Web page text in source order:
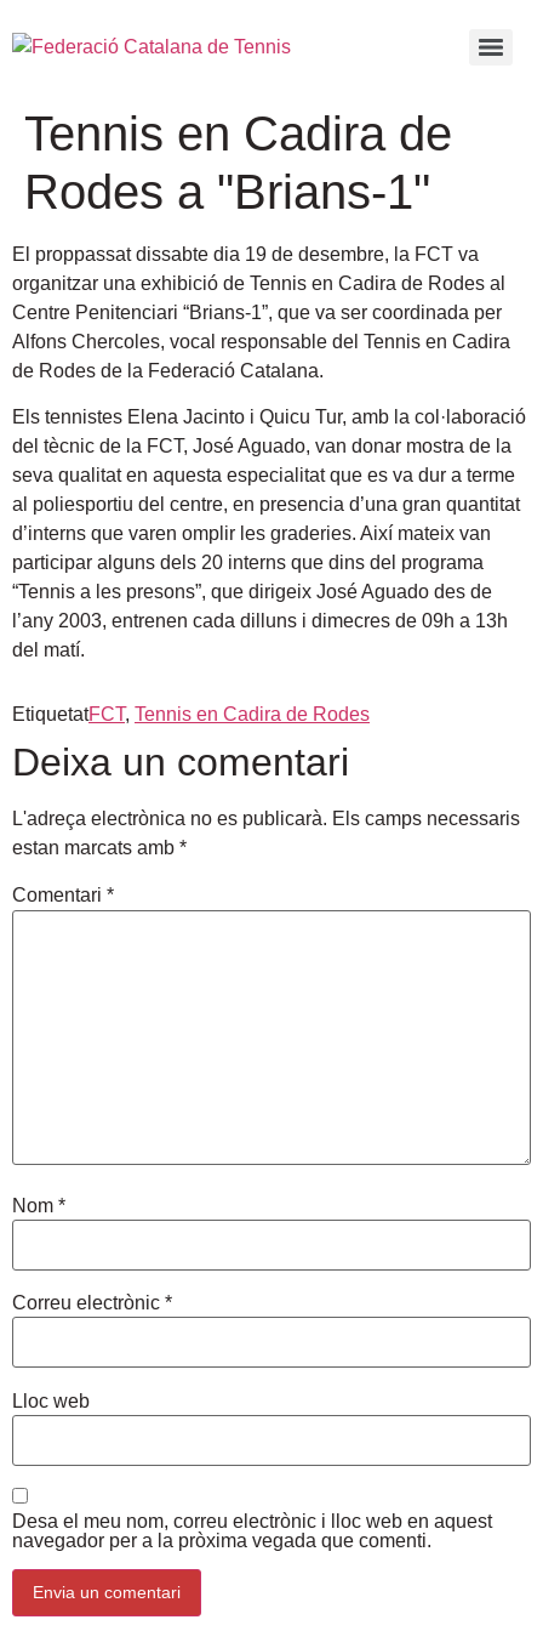
Tennis en Cadira de
Rodes a "Brians-1"
El proppassat dissabte dia 19 de desembre, la FCT va
organitzar una exhibició de Tennis en Cadira de Rodes al
Centre Penitenciari “Brians-1”, que va ser coordinada per
Alfons Chercoles, vocal responsable del Tennis en Cadira
de Rodes de la Federació Catalana.
Els tennistes Elena Jacinto i Quicu Tur, amb la col·laboració
del tècnic de la FCT, José Aguado, van donar mostra de la
seva qualitat en aquesta especialitat que es va dur a terme
al poliesportiu del centre, en presencia d’una gran quantitat
d’interns que varen omplir les graderies. Així mateix van
participar alguns dels 20 interns que dins del programa
“Tennis a les presons”, que dirigeix José Aguado des de
l’any 2003, entrenen cada dilluns i dimecres de 09h a 13h
del matí.
EtiquetatFCT, Tennis en Cadira de Rodes
Deixa un comentari
L'adreça electrònica no es publicarà. Els camps necessaris
estan marcats amb *
Comentari *
Nom *
Correu electrònic *
Lloc web
Desa el meu nom, correu electrònic i lloc web en aquest
navegador per a la pròxima vegada que comenti.